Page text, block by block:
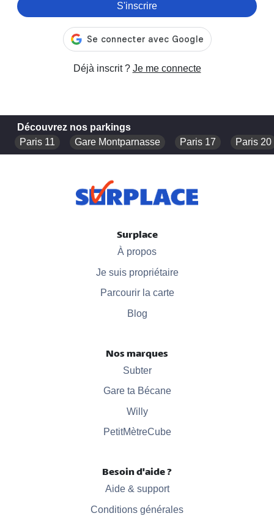
S'inscrire
Déjà inscrit ? Je me connecte
Découvrez nos parkings
Paris 11
Gare Montparnasse Paris 17 Paris 20
Surplace
À propos
Je suis propriétaire
Parcourir la carte
Blog
Nos marques
Subter
Gare ta Bécane
Willy
PetitMètreCube
Besoin d'aide ?
Aide & support
Conditions générales